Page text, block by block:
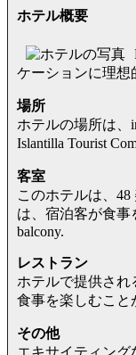
ホテル概要
ケーションに理想
場所
ホテルの場所は、
Islantilla Tourist
客室
このホテルは、
は、宿泊客が食事
balcony.
レストラン
ホテルで提供さ
食事を楽しむこと
その他
エキサイティング